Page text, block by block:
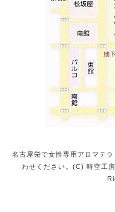
名古屋栄で女性専用アロマテ
わせください。(C) 時空工